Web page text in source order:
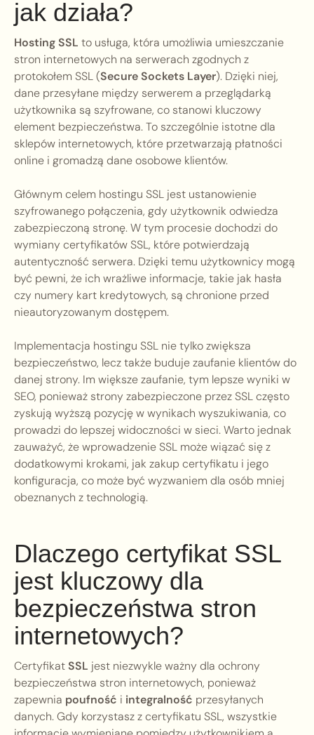
jak działa?
Hosting SSL to usługa, która umożliwia umieszczanie
stron internetowych na serwerach zgodnych z
protokołem SSL (Secure Sockets Layer). Dzięki niej,
dane przesyłane między serwerem a przeglądarką
użytkownika są szyfrowane, co stanowi kluczowy
element bezpieczeństwa. To szczególnie istotne dla
sklepów internetowych, które przetwarzają płatności
online i gromadzą dane osobowe klientów.
Głównym celem hostingu SSL jest ustanowienie
szyfrowanego połączenia, gdy użytkownik odwiedza
zabezpieczoną stronę. W tym procesie dochodzi do
wymiany certyfikatów SSL, które potwierdzają
autentyczność serwera. Dzięki temu użytkownicy mogą
być pewni, że ich wrażliwe informacje, takie jak hasła
czy numery kart kredytowych, są chronione przed
nieautoryzowanym dostępem.
Implementacja hostingu SSL nie tylko zwiększa
bezpieczeństwo, lecz także buduje zaufanie klientów do
danej strony. Im większe zaufanie, tym lepsze wyniki w
SEO, ponieważ strony zabezpieczone przez SSL często
zyskują wyższą pozycję w wynikach wyszukiwania, co
prowadzi do lepszej widoczności w sieci. Warto jednak
zauważyć, że wprowadzenie SSL może wiązać się z
dodatkowymi krokami, jak zakup certyfikatu i jego
konfiguracja, co może być wyzwaniem dla osób mniej
obeznanych z technologią.
Dlaczego certyfikat SSL
jest kluczowy dla
bezpieczeństwa stron
internetowych?
CertyfikatSSL jest niezwykle ważny dla ochrony
bezpieczeństwa stron internetowych, ponieważ
zapewnia poufność i integralność przesyłanych
danych. Gdy korzystasz z certyfikatu SSL, wszystkie